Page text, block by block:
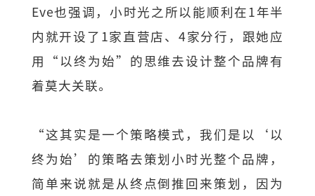
Eve也强调，小时光之所以能顺利在1年半
内就开设了1家直营店、4家分行，跟她应
用“以终为始”的思维去设计整个品牌有
着莫大关联。
“这其实是一个策略模式，我们是以‘以
终为始’的策略去策划小时光整个品牌，
简单来说就是从终点倒推回来策划，因为